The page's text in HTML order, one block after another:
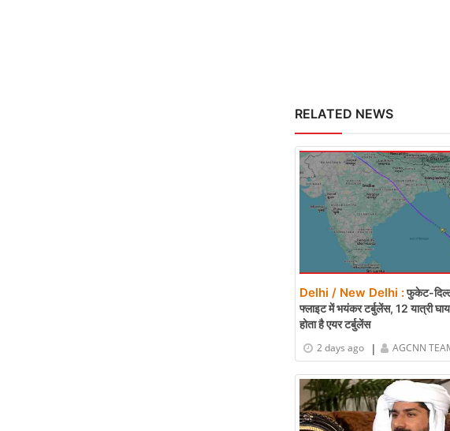
RELATED NEWS
Delhi / New Delhi :फुकेट-
फ्लाइट में भयंकर टर्बुलेंस, 12 यात्री
होता है एयर टर्बुलेंस
2 days ago
| AGCNN